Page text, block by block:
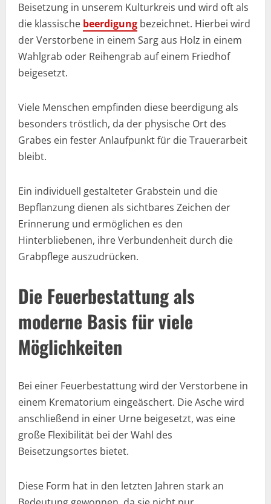
Beisetzung in unserem Kulturkreis und wird oft als
die klassische beerdigung bezeichnet. Hierbei wird
der Verstorbene in einem Sarg aus Holz in einem
Wahlgrab oder Reihengrab auf einem Friedhof
beigesetzt.
Viele Menschen empfinden diese beerdigung als
besonders tröstlich, da der physische Ort des
Grabes ein fester Anlaufpunkt für die Trauerarbeit
bleibt.
Ein individuell gestalteter Grabstein und die
Bepflanzung dienen als sichtbares Zeichen der
Erinnerung und ermöglichen es den
Hinterbliebenen, ihre Verbundenheit durch die
Grabpflege auszudrücken.
Die Feuerbestattung als
moderne Basis für viele
Möglichkeiten
Bei einer Feuerbestattung wird der Verstorbene in
einem Krematorium eingeäschert. Die Asche wird
anschließend in einer Urne beigesetzt, was eine
große Flexibilität bei der Wahl des
Beisetzungsortes bietet.
Diese Form hat in den letzten Jahren stark an